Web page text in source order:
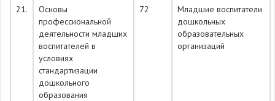
21.
Основы
профессиональной
деятельности младших
воспитателей в
условиях
стандартизации
дошкольного
образования
72
Младшие воспитатели
дошкольных
образовательных
организаций